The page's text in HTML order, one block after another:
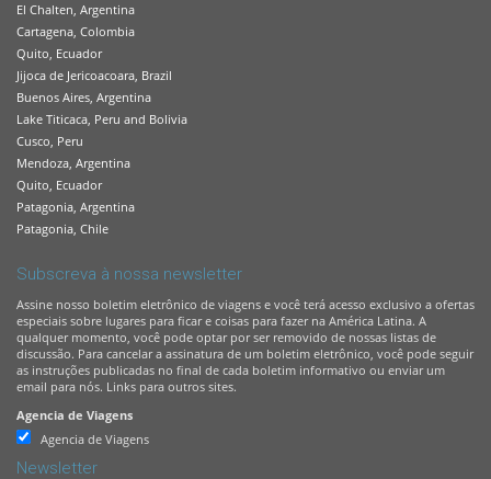
El Chalten, Argentina
Cartagena, Colombia
Quito, Ecuador
Jijoca de Jericoacoara, Brazil
Buenos Aires, Argentina
Lake Titicaca, Peru and Bolivia
Cusco, Peru
Mendoza, Argentina
Quito, Ecuador
Patagonia, Argentina
Patagonia, Chile
Subscreva à nossa newsletter
Assine nosso boletim eletrônico de viagens e você terá acesso exclusivo a ofertas
especiais sobre lugares para ficar e coisas para fazer na América Latina. A
qualquer momento, você pode optar por ser removido de nossas listas de
discussão. Para cancelar a assinatura de um boletim eletrônico, você pode seguir
as instruções publicadas no final de cada boletim informativo ou enviar um
email para nós. Links para outros sites.
Agencia de Viagens
Agencia de Viagens
Newsletter